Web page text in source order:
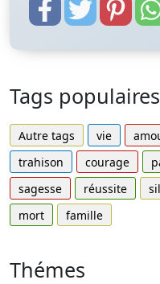
Tags populaires
Autre tags vie
trahison
courage
sagesse
réussite
mort
famille
Thémes